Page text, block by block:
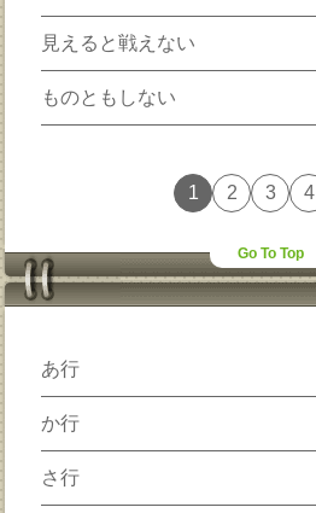
見えると戦えない
ものともしない
1 2 3 4
Go To Top
あ行
か行
さ行